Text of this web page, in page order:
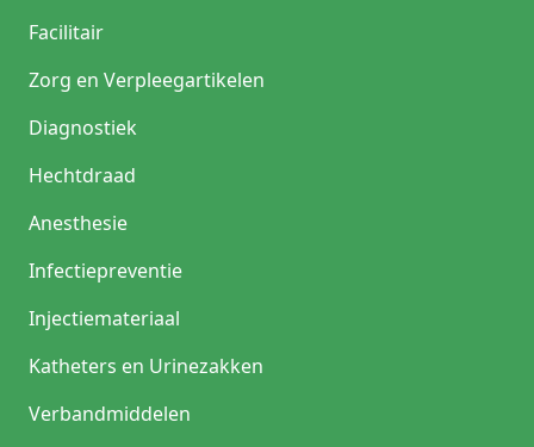
Facilitair
Zorg en Verpleegartikelen
Diagnostiek
Hechtdraad
Anesthesie
Infectiepreventie
Injectiemateriaal
Katheters en Urinezakken
Verbandmiddelen